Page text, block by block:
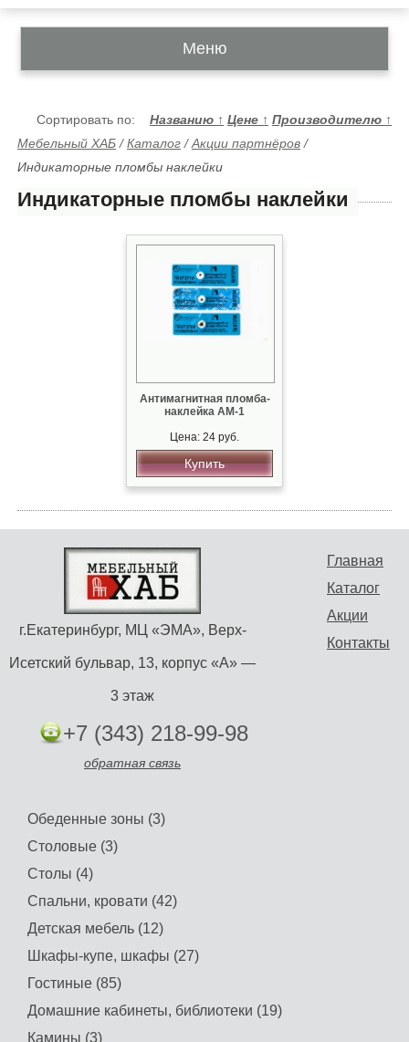
Меню
Сортировать по: Названию ↑ Цене ↑ Производителю ↑
Мебельный ХАБ /Каталог /Акции партнёров /
Индикаторные пломбы наклейки
Индикаторные пломбы наклейки
Антимагнитная пломба-
наклейка АМ-1
Цена: 24 руб.
Купить
Главная
Каталог
Акции
Контакты
г.Екатеринбург, МЦ «ЭМА», Верх-
Исетский бульвар, 13, корпус «А» —
3 этаж
+7 (343) 218-99-98
обратная связь
Обеденные зоны (3)
Столовые (3)
Столы (4)
Спальни, кровати (42)
Детская мебель (12)
Шкафы-купе, шкафы (27)
Гостиные (85)
Домашние кабинеты, библиотеки (19)
Камины (3)